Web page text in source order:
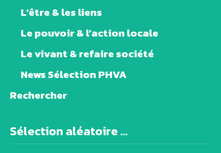
L’être & les liens
Le pouvoir & l’action locale
Le vivant & refaire société
News Sélection PHVA
Rechercher
Sélection aléatoire ...